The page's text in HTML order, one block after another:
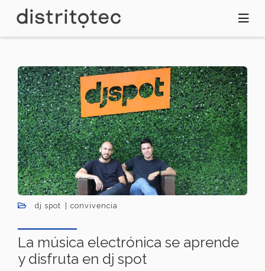
principal
dj spot convivencia
La música electrónica se aprende
y disfruta en dj spot